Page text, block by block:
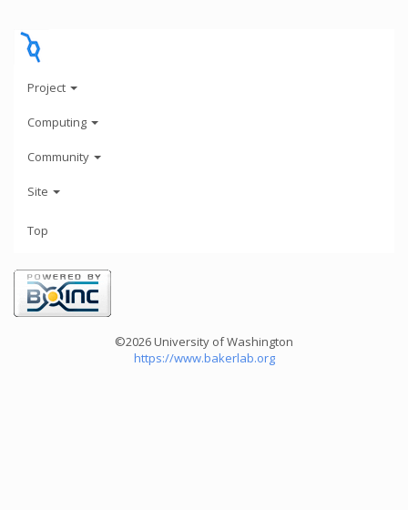
Project
Computing
Community
Site
Top
©2026 University of Washington
https://www.bakerlab.org